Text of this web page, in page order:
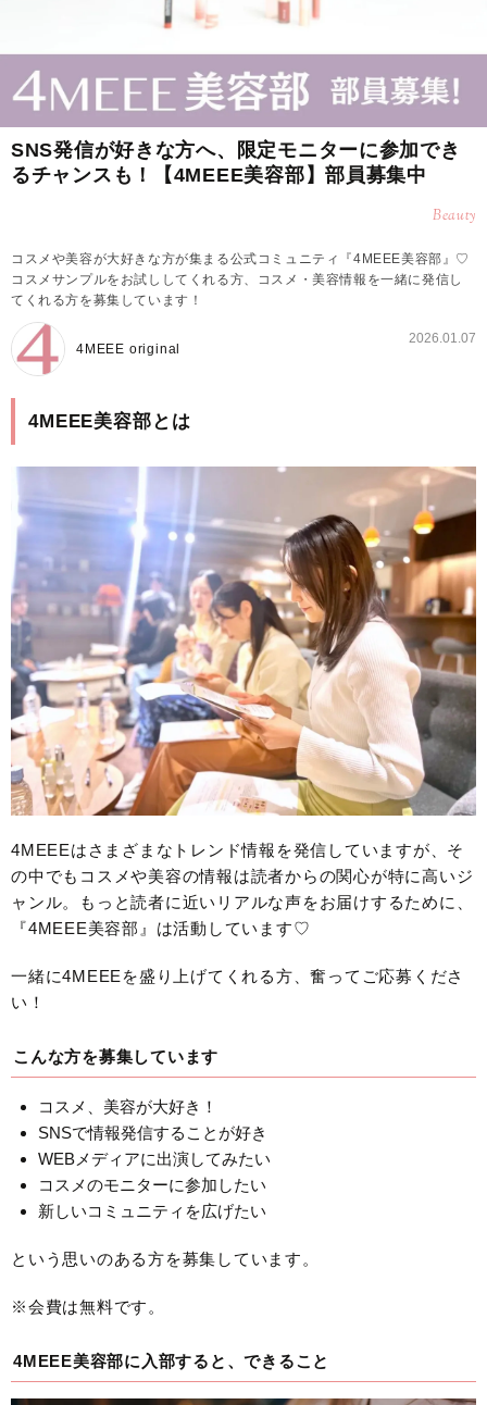
SNS発信が好きな方へ、限定モニターに参加でき
るチャンスも！【4MEEE美容部】部員募集中
Beauty
コスメや美容が大好きな方が集まる公式コミュニティ『4MEEE美容部』♡
コスメサンプルをお試ししてくれる方、コスメ・美容情報を一緒に発信し
てくれる方を募集しています！
4MEEE original
2026.01.07
4MEEE美容部とは
4MEEEはさまざまなトレンド情報を発信していますが、そ
の中でもコスメや美容の情報は読者からの関心が特に高いジ
ャンル。もっと読者に近いリアルな声をお届けするために、
『4MEEE美容部』は活動しています♡
一緒に4MEEEを盛り上げてくれる方、奮ってご応募くださ
い！
こんな方を募集しています
コスメ、美容が大好き！
SNSで情報発信することが好き
WEBメディアに出演してみたい
コスメのモニターに参加したい
新しいコミュニティを広げたい
という思いのある方を募集しています。
※会費は無料です。
4MEEE美容部に入部すると、できること